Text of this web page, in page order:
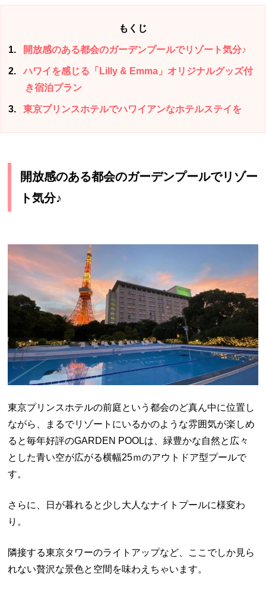
もくじ
1 開放感のある都会のガーデンプールでリゾート気分♪
2
ハワイを感じる「Lilly & Emma」オリジナルグッズ付
き宿泊プラン
3 東京プリンスホテルでハワイアンなホテルステイを
開放感のある都会のガーデンプールでリゾー
ト気分♪
東京プリンスホテルの前庭という都会のど真ん中に位置し
ながら、まるでリゾートにいるかのような雰囲気が楽しめ
ると毎年好評のGARDEN POOLは、緑豊かな自然と広々
とした青い空が広がる横幅25ｍのアウトドア型プールで
す。
さらに、日が暮れると少し大人なナイトプールに様変わ
り。
隣接する東京タワーのライトアップなど、ここでしか見ら
れない贅沢な景色と空間を味わえちゃいます。